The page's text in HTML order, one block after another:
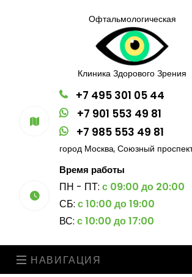
Офтальмологическая
Клиника Здорового Зрения
+7 495 301 05 44
+7 901 553 49 81
+7 985 553 49 81
город Москва, Союзный
Время работы
ПН - ПТ: с 09:00 до 20:00
СБ: с 10:00 до 19:00
ВС: с 10:00 до 17:00
НАВИГАЦИЯ